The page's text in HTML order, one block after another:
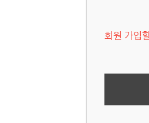
회원 가입